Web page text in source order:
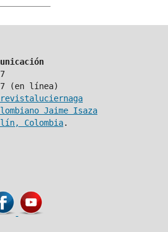
(en línea)
revistaluciernaga
Jaime Isaza
Colombia.